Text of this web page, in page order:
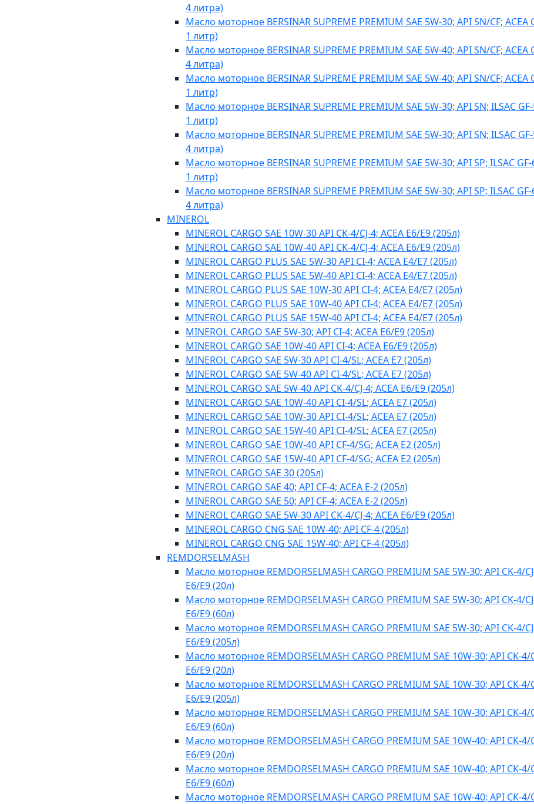
4 литра)
Масло моторное BERSINAR SUPREME PREMIUM SAE 5W-30; API SN/CF; ACEA
1 литр)
Масло моторное BERSINAR SUPREME PREMIUM SAE 5W-40; API SN/CF; ACEA
4 литра)
Масло моторное BERSINAR SUPREME PREMIUM SAE 5W-40; API SN/CF; ACEA
1 литр)
Масло моторное BERSINAR SUPREME PREMIUM SAE 5W-30; API SN; ILSAC
1 литр)
Масло моторное BERSINAR SUPREME PREMIUM SAE 5W-30; API SN; ILSAC
4 литра)
Масло моторное BERSINAR SUPREME PREMIUM SAE 5W-30; API SP; ILSAC
1 литр)
Масло моторное BERSINAR SUPREME PREMIUM SAE 5W-30; API SP; ILSAC
4 литра)
MINEROL
MINEROL CARGO SAE 10W-30 API CK-4/CJ-4; ACEA E6/E9 (205л)
MINEROL CARGO SAE 10W-40 API CK-4/CJ-4; ACEA E6/E9 (205л)
MINEROL CARGO PLUS SAE 5W-30 API CI-4; ACEA E4/Е7 (205л)
MINEROL CARGO PLUS SAE 5W-40 API CI-4; ACEA E4/Е7 (205л)
MINEROL CARGO PLUS SAE 10W-30 API CI-4; ACEA E4/Е7 (205л)
MINEROL CARGO PLUS SAE 10W-40 API CI-4; ACEA E4/Е7 (205л)
MINEROL CARGO PLUS SAE 15W-40 API CI-4; ACEA E4/Е7 (205л)
MINEROL CARGO SAE 5W-30; API CI-4; ACEA E6/E9 (205л)
MINEROL CARGO SAE 10W-40 API CI-4; ACEA E6/E9 (205л)
MINEROL CARGO SAE 5W-30 API CI-4/SL; ACEA E7 (205л)
MINEROL CARGO SAE 5W-40 API CI-4/SL; ACEA E7 (205л)
MINEROL CARGO SAE 5W-40 API CK-4/CJ-4; ACEA E6/E9 (205л)
MINEROL CARGO SAE 10W-40 API CI-4/SL; ACEA E7 (205л)
MINEROL CARGO SAE 10W-30 API CI-4/SL; ACEA E7 (205л)
MINEROL CARGO SAE 15W-40 API CI-4/SL; ACEA E7 (205л)
MINEROL CARGO SAE 10W-40 API CF-4/SG; ACEA E2 (205л)
MINEROL CARGO SAE 15W-40 API CF-4/SG; ACEA E2 (205л)
MINEROL CARGO SAE 30 (205л)
MINEROL CARGO SAE 40; API CF-4; ACEA E-2 (205л)
MINEROL CARGO SAE 50; API CF-4; ACEA E-2 (205л)
MINEROL CARGO SAE 5W-30 API CK-4/CJ-4; ACEA E6/E9 (205л)
MINEROL CARGO CNG SAE 10W-40; API CF-4 (205л)
MINEROL CARGO CNG SAE 15W-40; API CF-4 (205л)
REMDORSELMASH
Масло моторное REMDORSELMASH CARGO PREMIUM SAE 5W-30; API CK-4/
E6/E9 (20л)
Масло моторное REMDORSELMASH CARGO PREMIUM SAE 5W-30; API CK-4/
E6/E9 (60л)
Масло моторное REMDORSELMASH CARGO PREMIUM SAE 5W-30; API CK-4/
E6/E9 (205л)
Масло моторное REMDORSELMASH CARGO PREMIUM SAE 10W-30; API CK-4/
E6/E9 (20л)
Масло моторное REMDORSELMASH CARGO PREMIUM SAE 10W-30; API CK-4/
E6/E9 (205л)
Масло моторное REMDORSELMASH CARGO PREMIUM SAE 10W-30; API CK-4/
E6/E9 (60л)
Масло моторное REMDORSELMASH CARGO PREMIUM SAE 10W-40; API CK-4/
E6/E9 (20л)
Масло моторное REMDORSELMASH CARGO PREMIUM SAE 10W-40; API CK-4/
E6/E9 (60л)
Масло моторное REMDORSELMASH CARGO PREMIUM SAE 10W-40; API CK-4/